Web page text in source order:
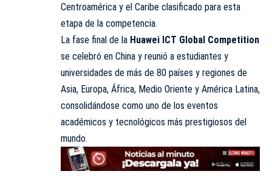
Centroamérica y el Caribe clasificado para esta
etapa de la competencia.
La fase final de la Huawei ICT Global Competition
se celebró en China y reunió a estudiantes y
universidades de más de 80 países y regiones de
Asia, Europa, África, Medio Oriente y América Latina,
consolidándose como uno de los eventos
académicos y tecnológicos más prestigiosos del
mundo.